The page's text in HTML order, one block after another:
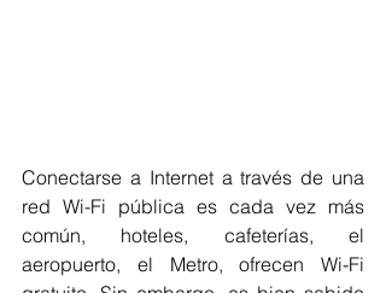
Conectarse a Internet a través de una
red Wi-Fi pública es cada vez más
común, hoteles, cafeterías, el
aeropuerto, el Metro, ofrecen Wi-Fi